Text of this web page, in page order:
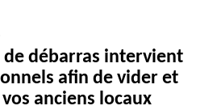
débarras intervient
afin de vider et
anciens locaux